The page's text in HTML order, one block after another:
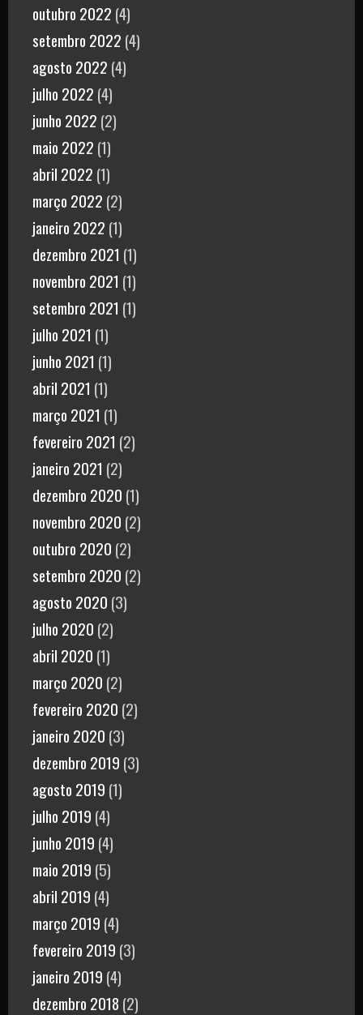
outubro 2022 (4)
setembro 2022 (4)
agosto 2022 (4)
julho 2022 (4)
junho 2022 (2)
maio 2022 (1)
abril 2022 (1)
março 2022 (2)
janeiro 2022 (1)
dezembro 2021 (1)
novembro 2021 (1)
setembro 2021 (1)
julho 2021 (1)
junho 2021 (1)
abril 2021 (1)
março 2021 (1)
fevereiro 2021 (2)
janeiro 2021 (2)
dezembro 2020 (1)
novembro 2020 (2)
outubro 2020 (2)
setembro 2020 (2)
agosto 2020 (3)
julho 2020 (2)
abril 2020 (1)
março 2020 (2)
fevereiro 2020 (2)
janeiro 2020 (3)
dezembro 2019 (3)
agosto 2019 (1)
julho 2019 (4)
junho 2019 (4)
maio 2019 (5)
abril 2019 (4)
março 2019 (4)
fevereiro 2019 (3)
janeiro 2019 (4)
dezembro 2018 (2)